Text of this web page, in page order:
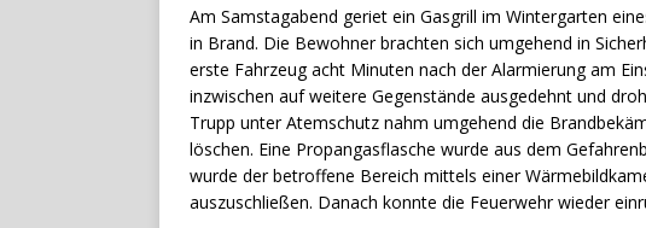
Am Samstagabend geriet ein Gasgrill im Wintergarten
in Brand. Die Bewohner brachten sich umgehend in
erste Fahrzeug acht Minuten nach der Alarmierung am
inzwischen auf weitere Gegenstände ausgedehnt und
Trupp unter Atemschutz nahm umgehend die
löschen. Eine Propangasflasche wurde aus dem
wurde der betroffene Bereich mittels einer
auszuschließen. Danach konnte die Feuerwehr wieder